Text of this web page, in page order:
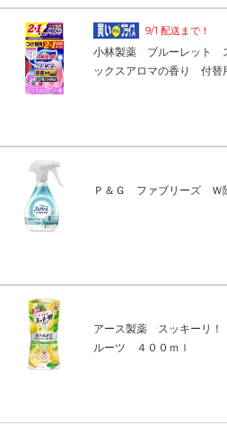
9/1 配送まで！
小林製薬 ブルーレット
ックスアロマの香り 付
Ｐ＆Ｇ ファブリーズ Ｗ
アース製薬 スッキーリ
ルーツ ４００ｍｌ